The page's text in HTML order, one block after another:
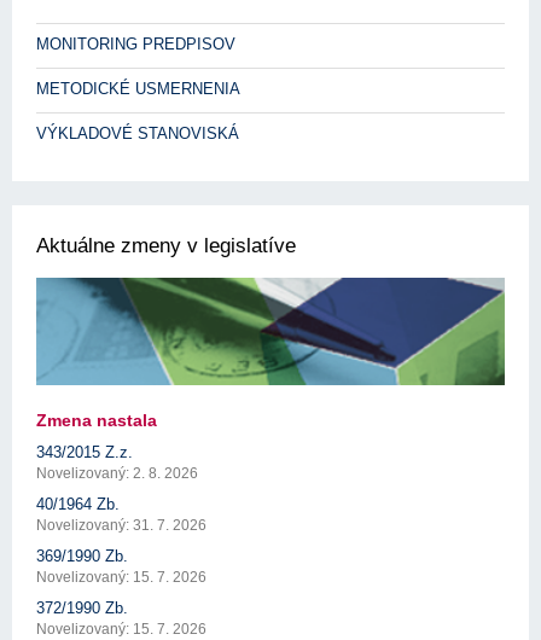
MONITORING PREDPISOV
METODICKÉ USMERNENIA
VÝKLADOVÉ STANOVISKÁ
Aktuálne zmeny v legislatíve
Zmena nastala
343/2015 Z.z.
Novelizovaný: 2. 8. 2026
40/1964 Zb.
Novelizovaný: 31. 7. 2026
369/1990 Zb.
Novelizovaný: 15. 7. 2026
372/1990 Zb.
Novelizovaný: 15. 7. 2026